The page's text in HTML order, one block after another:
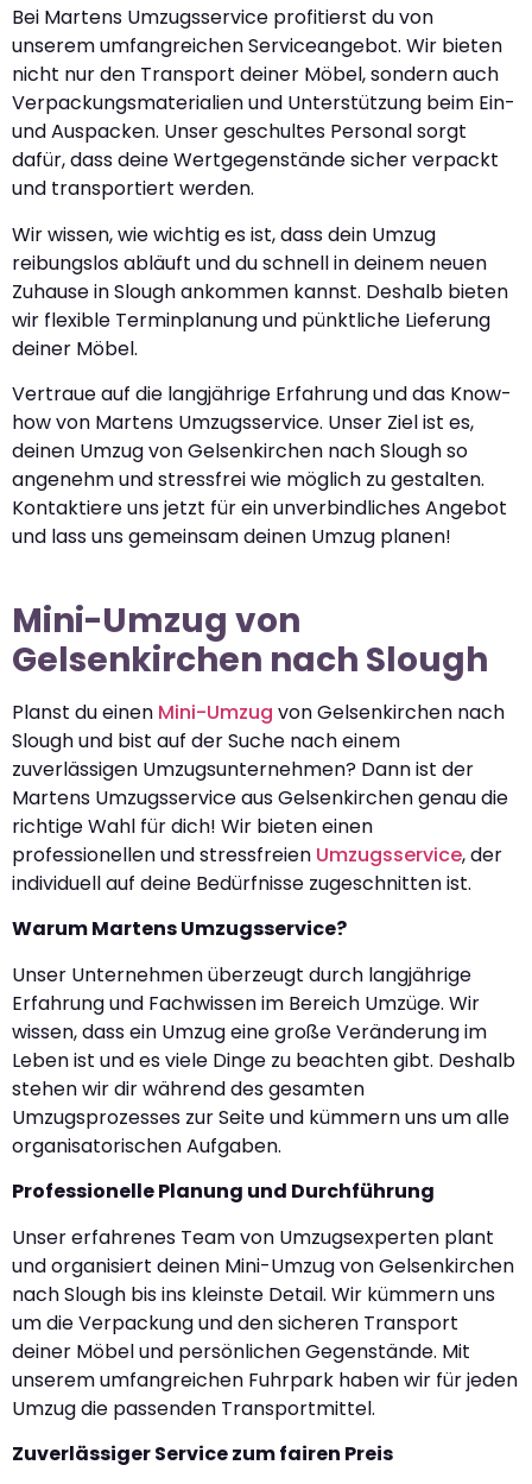
Bei Martens Umzugsservice profitierst du von
unserem umfangreichen Serviceangebot. Wir bieten
nicht nur den Transport deiner Möbel, sondern auch
Verpackungsmaterialien und Unterstützung beim Ein-
und Auspacken. Unser geschultes Personal sorgt
dafür, dass deine Wertgegenstände sicher verpackt
und transportiert werden.
Wir wissen, wie wichtig es ist, dass dein Umzug
reibungslos abläuft und du schnell in deinem neuen
Zuhause in Slough ankommen kannst. Deshalb bieten
wir flexible Terminplanung und pünktliche Lieferung
deiner Möbel.
Vertraue auf die langjährige Erfahrung und das Know-
how von Martens Umzugsservice. Unser Ziel ist es,
deinen Umzug von Gelsenkirchen nach Slough so
angenehm und stressfrei wie möglich zu gestalten.
Kontaktiere uns jetzt für ein unverbindliches Angebot
und lass uns gemeinsam deinen Umzug planen!
Mini-Umzug von
Gelsenkirchen nach Slough
Planst du einen Mini-Umzug von Gelsenkirchen nach
Slough und bist auf der Suche nach einem
zuverlässigen Umzugsunternehmen? Dann ist der
Martens Umzugsservice aus Gelsenkirchen genau die
richtige Wahl für dich! Wir bieten einen
professionellen und stressfreien Umzugsservice, der
individuell auf deine Bedürfnisse zugeschnitten ist.
Warum Martens Umzugsservice?
Unser Unternehmen überzeugt durch langjährige
Erfahrung und Fachwissen im Bereich Umzüge. Wir
wissen, dass ein Umzug eine große Veränderung im
Leben ist und es viele Dinge zu beachten gibt. Deshalb
stehen wir dir während des gesamten
Umzugsprozesses zur Seite und kümmern uns um alle
organisatorischen Aufgaben.
Professionelle Planung und Durchführung
Unser erfahrenes Team von Umzugsexperten plant
und organisiert deinen Mini-Umzug von Gelsenkirchen
nach Slough bis ins kleinste Detail. Wir kümmern uns
um die Verpackung und den sicheren Transport
deiner Möbel und persönlichen Gegenstände. Mit
unserem umfangreichen Fuhrpark haben wir für jeden
Umzug die passenden Transportmittel.
Zuverlässiger Service zum fairen Preis